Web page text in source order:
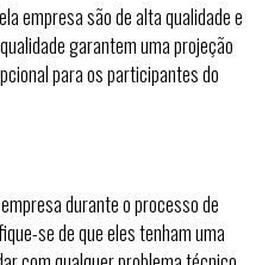
empresa são de alta qualidade e
garantem uma projeção
para os participantes do
durante o processo de
se de que eles tenham uma